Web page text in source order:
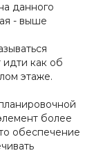
данного
- выше
как об
этаже.
более
обеспечение